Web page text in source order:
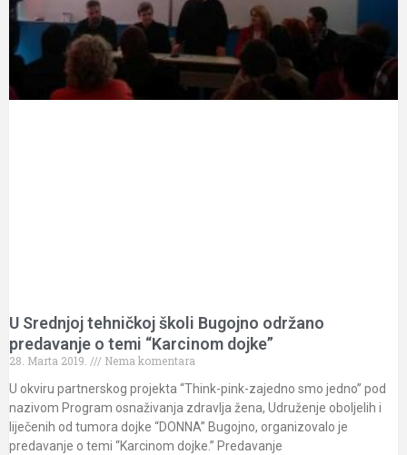
U Srednjoj tehničkoj školi Bugojno održano
predavanje o temi “Karcinom dojke”
28. Marta 2019.
Nema komentara
U okviru partnerskog projekta “Think-pink-zajedno smo jedno” pod
nazivom Program osnaživanja zdravlja žena, Udruženje oboljelih i
liječenih od tumora dojke “DONNA” Bugojno, organizovalo je
predavanje o temi “Karcinom dojke.” Predavanje